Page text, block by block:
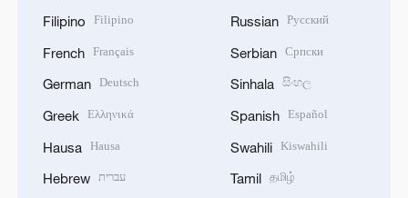
Filipino Filipino
French Français
German Deutsch
Greek Ελληνικά
Hausa Hausa
Hebrew עברית
Russian Русский
Serbian Српски
Sinhala සිංහල
Spanish Español
Swahili Kiswahili
Tamil தமிழ்